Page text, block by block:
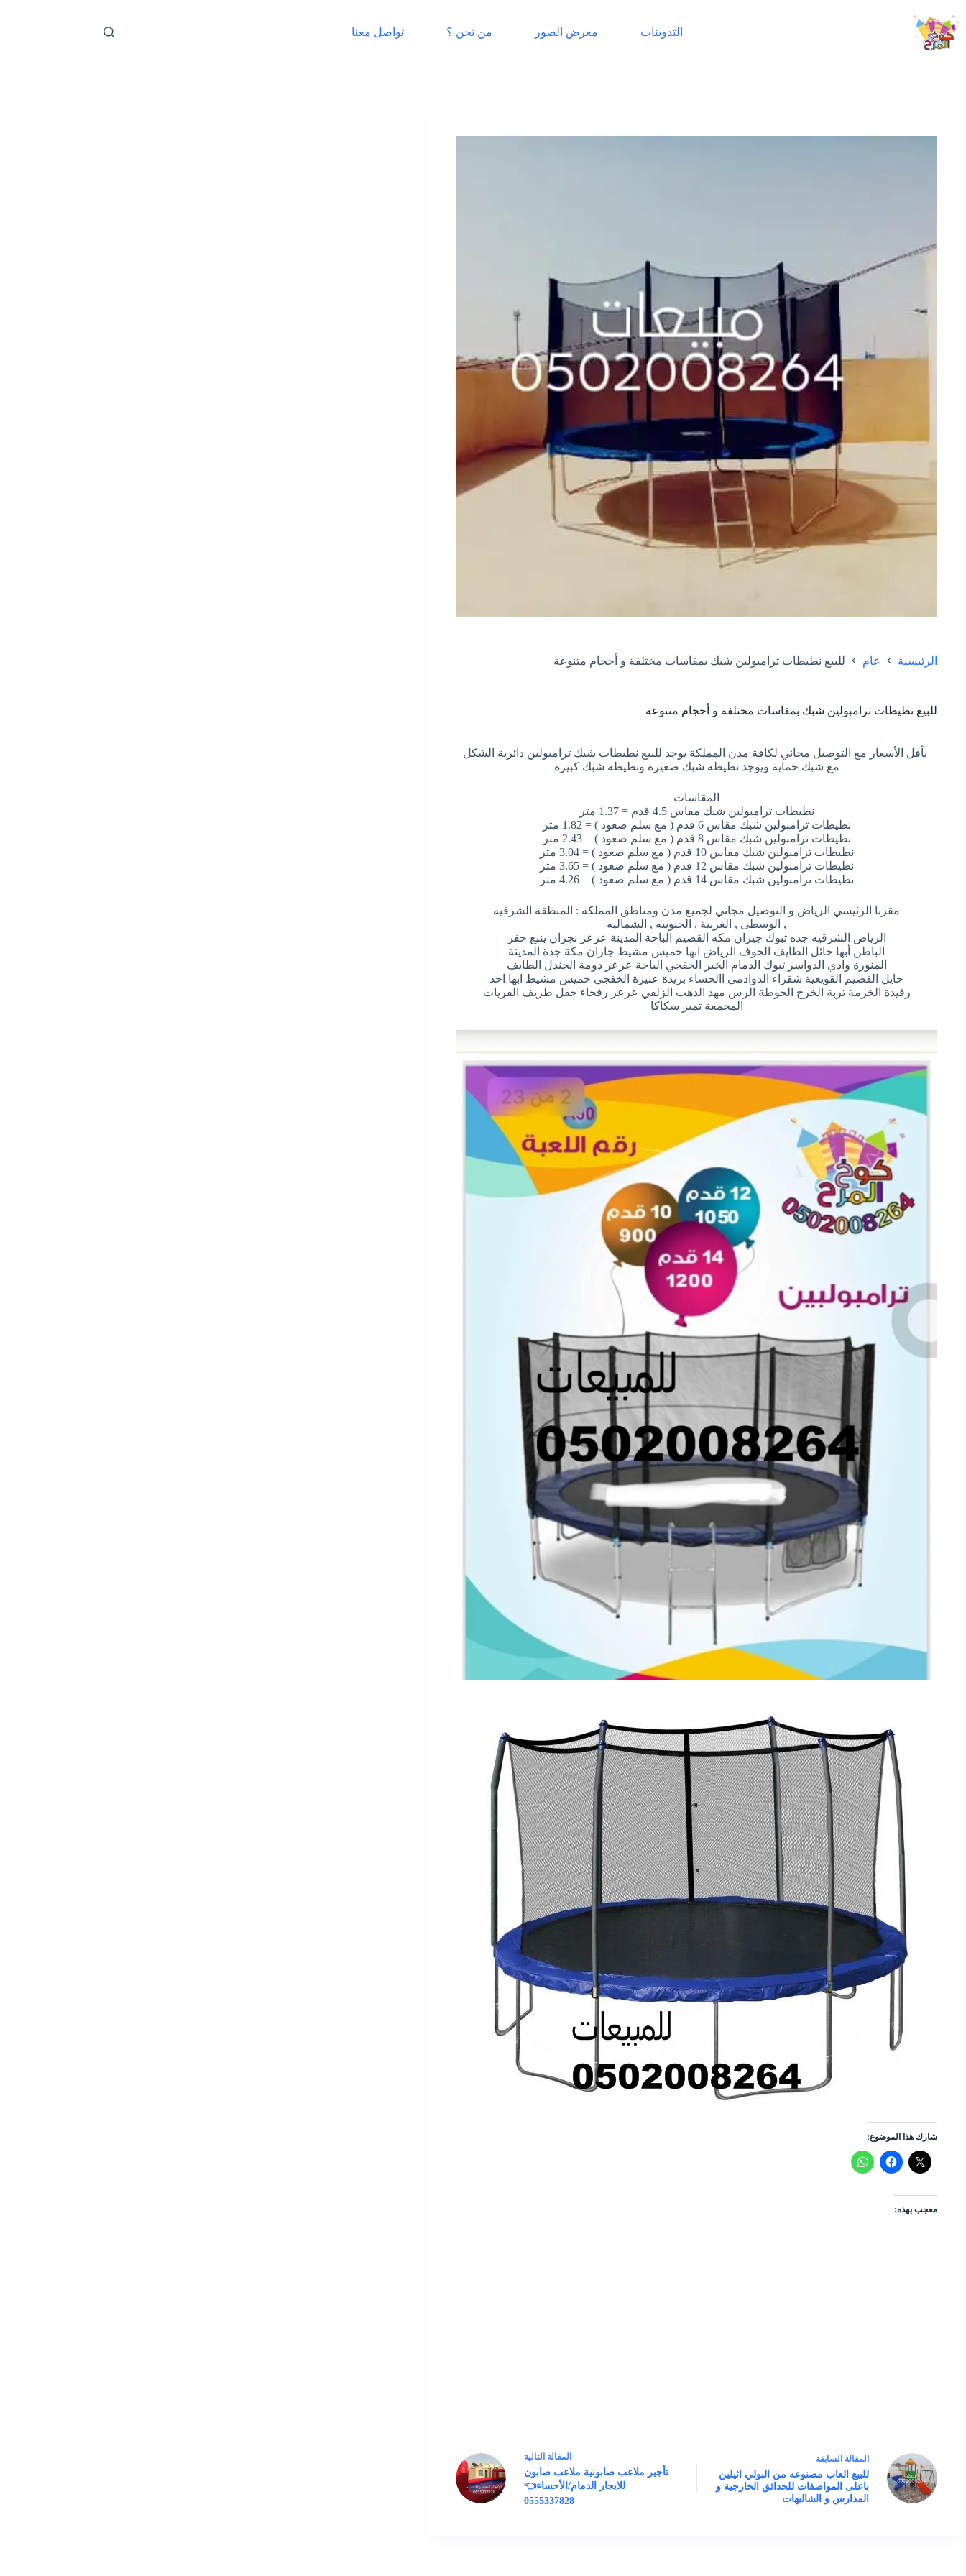
إلى
المحتوى
التدوينات معرض الصور من نحن ؟ تواصل معنا
الرئيسية عام للبيع نطيطات ترامبولين شبك بمقاسات مختلفة و أحجام متنوعة
للبيع نطيطات ترامبولين شبك بمقاسات مختلفة و أحجام متنوعة
بأقل الأسعار مع التوصيل مجاني لكافة مدن المملكة يوجد للبيع نطيطات شبك ترامبولين دائرية الشكل
مع شبك حماية ويوجد نطيطة شبك صغيرة ونطيطة شبك كبيرة
المقاسات
نطيطات ترامبولين شبك مقاس 4.5 قدم = 1.37 متر
نطيطات ترامبولين شبك مقاس 6 قدم ( مع سلم صعود ) = 1.82 متر
نطيطات ترامبولين شبك مقاس 8 قدم ( مع سلم صعود ) = 2.43 متر
نطيطات ترامبولين شبك مقاس 10 قدم ( مع سلم صعود ) = 3.04 متر
نطيطات ترامبولين شبك مقاس 12 قدم ( مع سلم صعود ) = 3.65 متر
نطيطات ترامبولين شبك مقاس 14 قدم ( مع سلم صعود ) = 4.26 متر
مقرنا الرئيسي الرياض و التوصيل مجاني لجميع مدن ومناطق المملكة : المنطقة الشرقيه
, الوسطى , الغربية , الجنوبيه , الشماليه
الرياض الشرقيه جده تبوك جيزان مكه القصيم الباحة المدينة عرعر نجران ينبع حفر
الباطن أبها حائل الطايف الجوف الرياض ابها خميس مشيط جازان مكة جدة المدينة
المنورة وادي الدواسر تبوك الدمام الخبر الخفجي الباحة عرعر دومة الجندل الطايف
حايل القصيم القويعية شقراء الدوادمي االحساء بريدة عنيزة الخفجي خميس مشيط ابها احد
رفيدة الخرمة تربة الخرج الحوطة الرس مهد الذهب الزلفي عرعر رفحاء حقل طريف القريات
المجمعة تمير سكاكا
شارك هذا الموضوع:
معجب بهذه:
المقالة السابقة
للبيع العاب مصنوعه من البولي اثيلين
باعلى المواصفات للحدائق الخارجية و
المدارس و الشاليهات
المقالة التالية
تأجير ملاعب صابونية ملاعب صابون
للايجار الدمام/الأحساء👈
0555337828